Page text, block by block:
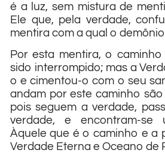
é a luz, sem mistura de
Ele que, pela verdade,
mentira com a qual o
Por esta mentira, o
sido interrompido; mas a
o e cimentou-o com o seu
andam por este caminho
pois seguem a verdade,
verdade, e encontram-se
Àquele que é o caminho e a
Verdade Eterna e Oceano de